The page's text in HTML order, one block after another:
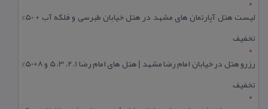
لیست هتل آپارتمان های مشهد در هتل خیابان طبرسی و فلکه آب + 50%
تخفیف
رزرو هتل در خیابان امام رضا مشهد | هتل‌ های امام رضا 1، 2، 3، 5 و 8+50%
تخفیف